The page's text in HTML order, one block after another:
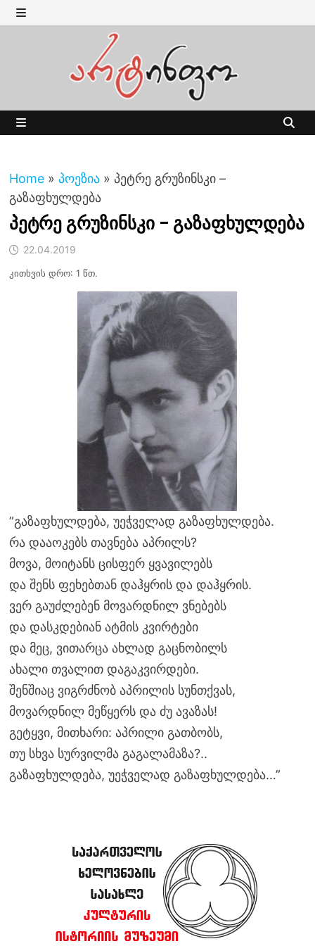
Skip
to MENU
Home » პოეზია » პეტრე გრუზინსკი –
გაზაფხულდება
პეტრე გრუზინსკი – გაზაფხულდება
22.04.2019
კითხვის დრო: 1 წთ.
”გაზაფხულდება, უეჭველად გაზაფხულდება.
რა დააოკებს თავნება აპრილს?
მოვა, მოიტანს ცისფერ ყვავილებს
და შენს ფეხებთან დაჰყრის და დაჰყრის.
ვერ გაუძლებენ მოვარდნილ ვნებებს
და დასკდებიან ატმის კვირტები
და მეც, ვითარცა ახლად გაცნობილს
ახალი თვალით დაგაკვირდები.
შენშიაც ვიგრძნობ აპრილის სუნთქვას,
მოვარდნილ მეწყერს და ძუ ავაზას!
გეტყვი, მითხარი: აპრილი გათბობს,
თუ სხვა სურვილმა გაგალამაზა?..
გაზაფხულდება, უეჭველად გაზაფხულდება…”